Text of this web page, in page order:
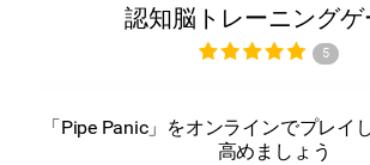
認知脳トレーニングゲ
5
「Pipe Panic」をオンラインでプレイ
高めましょう